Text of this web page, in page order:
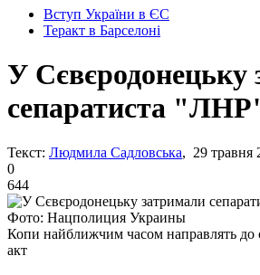
Вступ України в ЄС
Теракт в Барселоні
У Сєвєродонецьку
сепаратиста
Текст: Людмила Садловська, 29 травня
0
644
Фото: Нацполиция Украины
Копи найближчим часом направлять до
акт